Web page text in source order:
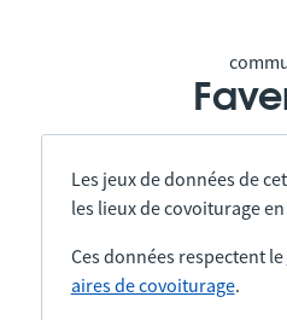
Les jeux de données de
les lieux de covoiturage
Ces données respectent le
aires de covoiturage.